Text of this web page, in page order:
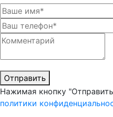
Отправить
Нажимая кнопку
политики